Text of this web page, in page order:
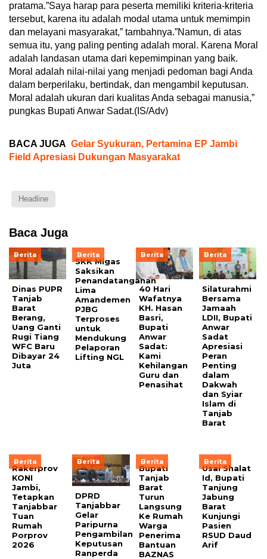
pratama.”Saya harap para peserta memiliki kriteria-kriteria
tersebut, karena itu adalah modal utama untuk memimpin
dan melayani masyarakat,” tambahnya.”Namun, di atas
semua itu, yang paling penting adalah moral. Karena Moral
adalah landasan utama dari kepemimpinan yang baik.
Moral adalah nilai-nilai yang menjadi pedoman bagi Anda
dalam berperilaku, bertindak, dan mengambil keputusan.
Moral adalah ukuran dari kualitas Anda sebagai manusia,”
pungkas Bupati Anwar Sadat.(IS/Adv)
BACA JUGA Gelar Syukuran, Pertamina EP Jambi
Field Apresiasi Dukungan Masyarakat
Headline
Baca Juga
Berita
Dinas PUPR
Tanjab
Barat
Berang,
Uang Ganti
Rugi Tiang
WFC Baru
Dibayar 24
Juta
Berita
SKK Migas
Saksikan
Penandatanganan
Lima
Amandemen
PJBG
Terproses
untuk
Mendukung
Pelaporan
Lifting NGL
Berita
40 Hari
Wafatnya
KH. Hasan
Basri,
Bupati
Anwar
Sadat:
Kami
Kehilangan
Guru dan
Penasihat
Berita
Silaturahmi
Bersama
Jamaah
LDII, Bupati
Anwar
Sadat
Apresiasi
Peran
Penting
dalam
Dakwah
dan Syiar
Islam di
Tanjab
Barat
Berita
Rakerprov
KONI
Jambi,
Tetapkan
Tanjabbar
Tuan
Rumah
Porprov
2026
Berita
DPRD
Tanjabbar
Gelar
Paripurna
Pengambilan
Keputusan
Ranperda
Berita
Bupati
Tanjab
Barat
Turun
Langsung
Ke Rumah
Warga
Penerima
Bantuan
BAZNAS
Berita
Usai Shalat
Id, Bupati
Tanjung
Jabung
Barat
Kunjungi
Pasien
RSUD Daud
Arif